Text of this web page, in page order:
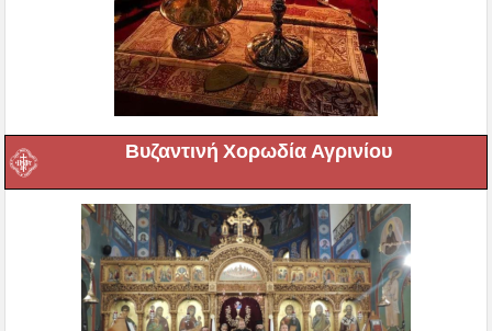
Βυζαντινή Χορωδία Αγρινίου